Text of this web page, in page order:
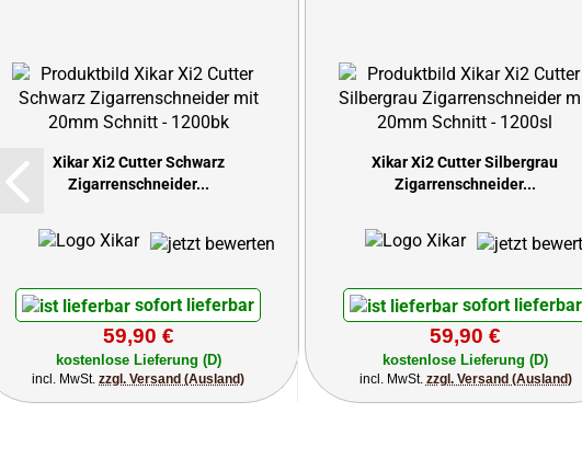
Xikar Xi2 Cutter Schwarz
Zigarrenschneider...
sofort lieferbar
59,90 €
kostenlose Lieferung (D)
incl. MwSt.zzgl. Versand (Ausland)
Xikar Xi2 Cutter Silbergrau
Zigarrenschneider...
sofort lieferbar
59,90 €
kostenlose Lieferung (D)
incl. MwSt. zzgl. Versand (Ausland)